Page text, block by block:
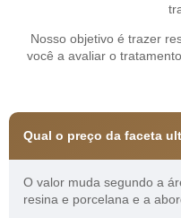
Nosso objetivo é trazer
você a avaliar o
Qual o preço da faceta
O valor muda segundo a
resina e porcelana e a